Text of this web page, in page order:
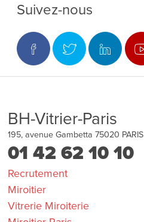
Suivez-nous
BH-Vitrier-Paris
195, avenue Gambetta 75020 PARIS
01 42 62 10 10
Recrutement
Miroitier
Vitrerie Miroiterie